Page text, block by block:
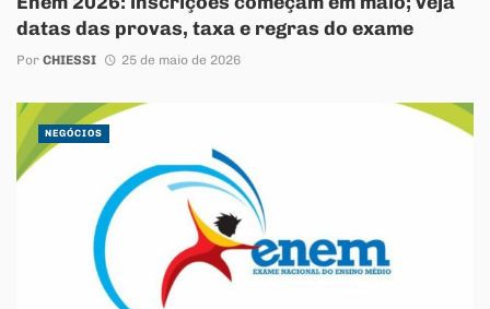
datas das provas, taxa e regras do exame
Por CHIESSI 25 de maio de 2026
NEGÓCIOS